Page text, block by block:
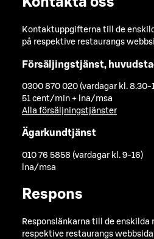
Kontaktuppgifterna till de
på respektive restaurangs
Försäljingstjänst,
0300 870 020 (vardagar kl. 8.30-
51 cent/min + lna/msa
Alla försäljningstjänster
Ägarkundtjänst
010 76 5858 (vardagar kl. 9-16)
lna/msa
Respons
Responslänkarna till de enskilda
respektive restaurangs